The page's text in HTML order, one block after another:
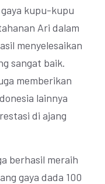
kupu-kupu
Ari dalam
menyelesaikan
sangat baik.
memberikan
lainnya
di ajang
berhasil meraih
gaya dada 100